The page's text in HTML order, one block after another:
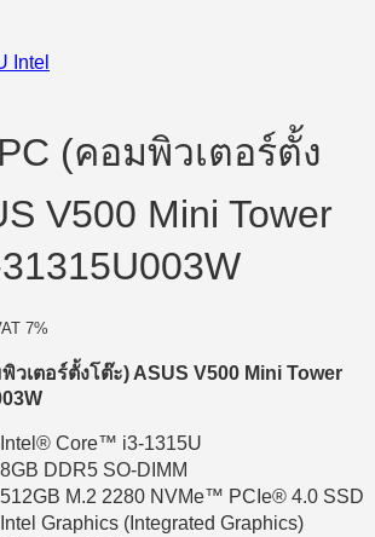
Intel
(คอมพิวเตอร์ตั้ง
V500 Mini Tower
7%
วเตอร์ตั้งโต๊ะ) ASUS V500 Mini Tower
Intel® Core™ i3-1315U
8GB DDR5 SO-DIMM
512GB M.2 2280 NVMe™ PCIe® 4.0 SSD
Intel Graphics (Integrated Graphics)